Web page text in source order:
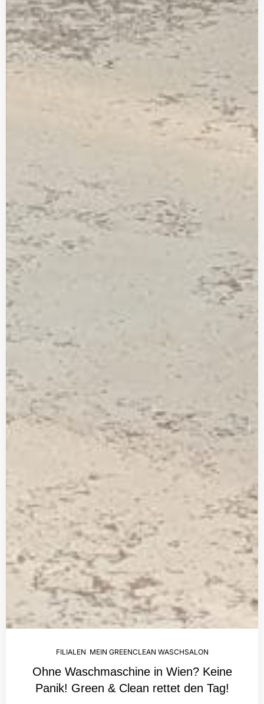
FILIALEN MEIN GREENCLEAN WASCHSALON
Ohne Waschmaschine in Wien? Keine
Panik! Green & Clean rettet den Tag!